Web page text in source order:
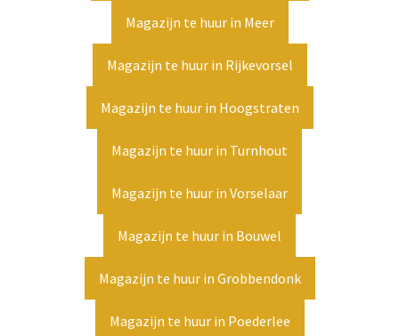
Magazijn te huur in Meer
Magazijn te huur in Rijkevorsel
Magazijn te huur in Hoogstraten
Magazijn te huur in Turnhout
Magazijn te huur in Vorselaar
Magazijn te huur in Bouwel
Magazijn te huur in Grobbendonk
Magazijn te huur in Poederlee